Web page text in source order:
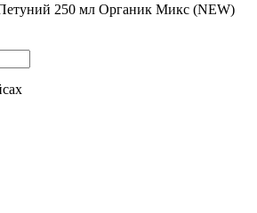
250 мл Органик Микс (NEW)